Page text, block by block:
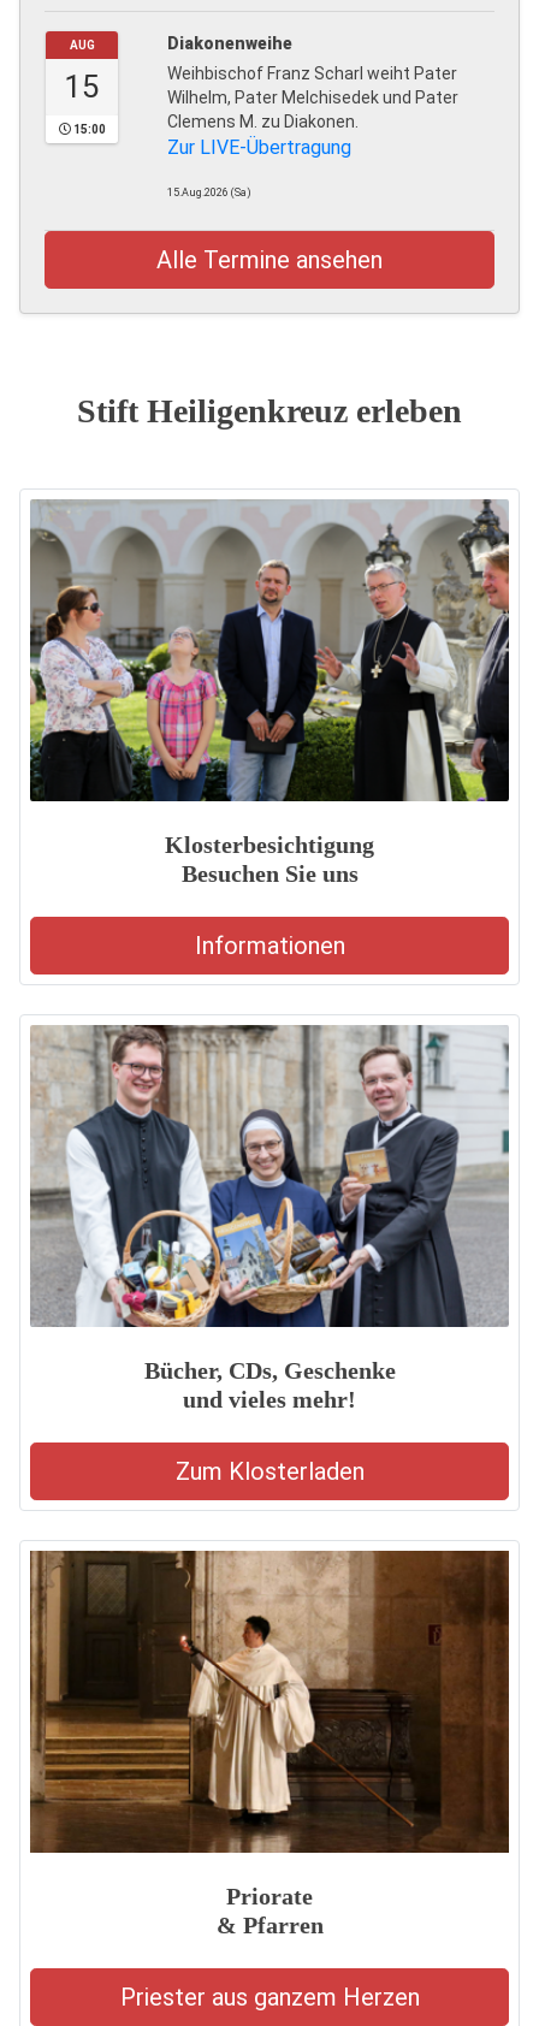
AUG
15
15:00
Diakonenweihe
Weihbischof Franz Scharl weiht Pater
Wilhelm, Pater Melchisedek und Pater
Clemens M. zu Diakonen.
Zur LIVE-Übertragung
15.Aug.2026 (Sa)
Alle Termine ansehen
Stift Heiligenkreuz erleben
Klosterbesichtigung
Besuchen Sie uns
Informationen
Bücher, CDs, Geschenke
und vieles mehr!
Zum Klosterladen
Priorate
& Pfarren
Priester aus ganzem Herzen